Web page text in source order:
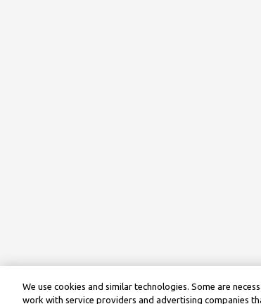
We use cookies and similar technologies. Some are
work with service providers and advertising companies